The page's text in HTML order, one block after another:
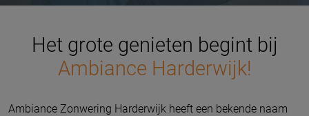
Het grote genieten begint bij
Ambiance Harderwijk!
Ambiance Zonwering Harderwijk heeft een bekende naam